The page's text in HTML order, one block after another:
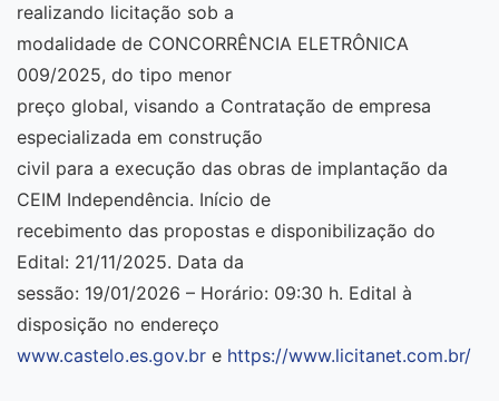
realizando licitação sob a
modalidade de CONCORRÊNCIA ELETRÔNICA
009/2025, do tipo menor
preço global, visando a Contratação de empresa
especializada em construção
civil para a execução das obras de implantação da
CEIM Independência. Início de
recebimento das propostas e disponibilização do
Edital: 21/11/2025. Data da
sessão: 19/01/2026 – Horário: 09:30 h. Edital à
disposição no endereço
www.castelo.es.gov.br e https://www.licitanet.com.br/